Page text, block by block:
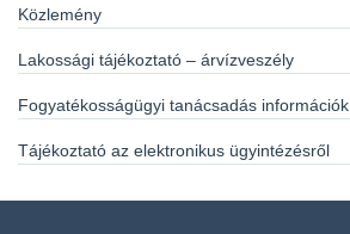
Közlemény
Lakossági tájékoztató – árvízveszély
Fogyatékosságügyi tanácsadás információk
Tájékoztató az elektronikus ügyintézésről